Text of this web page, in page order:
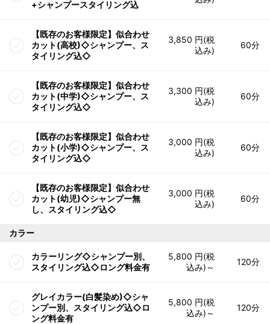
+シャンプースタイリング込
【既存のお客様限定】似合わせ
カット(高校)◇シャンプー、ス
タイリング込◇
3,850 円(税
込み)
60分
【既存のお客様限定】似合わせ
カット(中学)◇シャンプー、ス
タイリング込◇
3,300 円(税
込み)
60分
【既存のお客様限定】似合わせ
カット(小学)◇シャンプー、ス
タイリング込◇
3,000 円(税
込み)
60分
【既存のお客様限定】似合わせ
カット(幼児)◇シャンプー無
し、スタイリング込◇
3,000 円(税
込み)
60分
カラー
カラーリング◇シャンプー別、
スタイリング込◇ロング料金有
5,800 円(税
込み)～
120分
グレイカラー(白髪染め)◇シャ
ンプー別、スタイリング込◇ロ
ング料金有
5,800 円(税
込み)～
120分